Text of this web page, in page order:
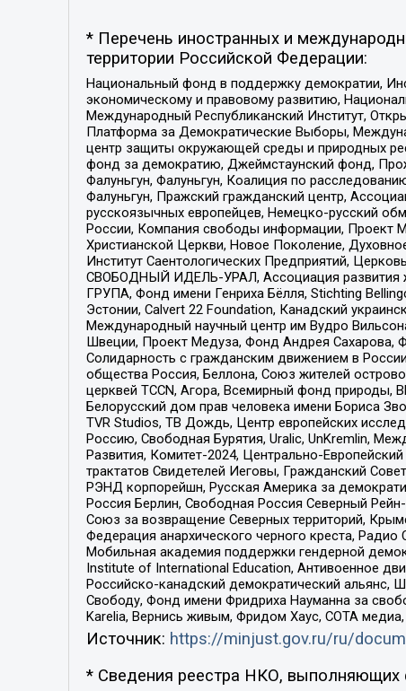
* Перечень иностранных и
территории Российской Федерации:
Национальный фонд в поддержку демократии,
экономическому и правовому развитию,
Международный Республиканский Институт,
Платформа за Демократические Выборы,
центр защиты окружающей среды и природных
фонд за демократию, Джеймстаунский фонд,
Фалуньгун, Фалуньгун, Коалиция по
Фалуньгун, Пражский гражданский центр,
русскоязычных европейцев, Немецко-русский
России, Компания свободы информации, Проект
Христианской Церкви, Новое Поколение,
Институт Саентологических Предприятий,
СВОБОДНЫЙ ИДЕЛЬ-УРАЛ, Ассоциация развития
ГРУПА, Фонд имени Генриха Бёлля, Stichting
Эстонии, Calvert 22 Foundation, Канадский
Международный научный центр им Вудро
Швеции, Проект Медуза, Фонд Андрея Сахарова,
Солидарность с гражданским движением в
общества Россия, Беллона, Союз жителей
церквей TCCN, Агора, Всемирный фонд природы,
Белорусский дом прав человека имени Бориса
TVR Studios, ТВ Дождь, Центр европейских
Россию, Свободная Бурятия, Uralic, UnKremlin,
Развития, Комитет-2024, Центрально-
трактатов Свидетелей Иеговы, Гражданский
РЭНД корпорейшн, Русская Америка за
Россия Берлин, Свободная Россия Северный
Союз за возвращение Северных территорий,
Федерация анархического черного креста,
Мобильная академия поддержки гендерной
Institute of International Education, Антивоенное
Российско-канадский демократический
Свободу, Фонд имени Фридриха Науманна за
Karelia, Вернись живым, Фридом Хаус, СОТА
Источник: https://minjust.gov.ru/ru/
* Сведения реестра НКО, выполняющих